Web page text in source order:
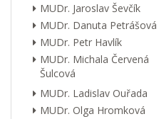
MUDr. Jaroslav Ševčík
MUDr. Danuta Petrášová
MUDr. Petr Havlík
MUDr. Michala Červená
Šulcová
MUDr. Ladislav Ouřada
MUDr. Olga Hromková